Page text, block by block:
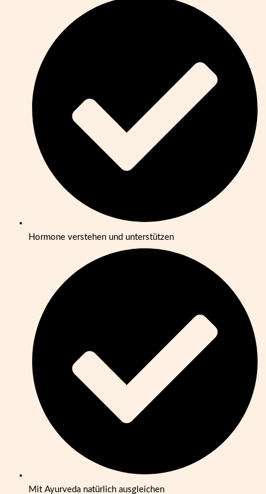
Hormone verstehen und unterstützen
Mit Ayurveda natürlich ausgleichen